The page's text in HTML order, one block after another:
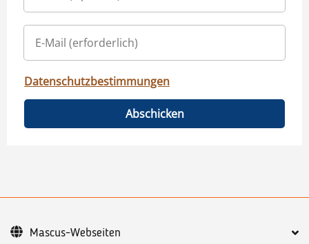
Datenschutzbestimmungen
Abschicken
Mascus-Webseiten